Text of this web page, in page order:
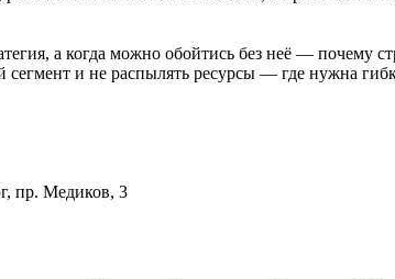
а когда можно обойтись без неё — почему
и не распылять ресурсы — где нужна
пр. Медиков, 3